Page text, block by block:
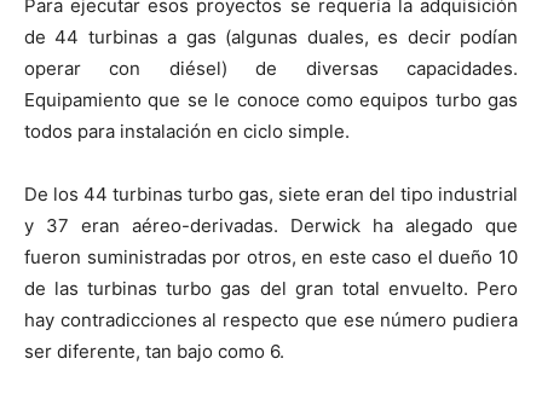
Para ejecutar esos proyectos se requería la adquisición
de 44 turbinas a gas (algunas duales, es decir podían
operar con diésel) de diversas capacidades.
Equipamiento que se le conoce como equipos turbo gas
todos para instalación en ciclo simple.
De los 44 turbinas turbo gas, siete eran del tipo industrial
y 37 eran aéreo-derivadas. Derwick ha alegado que
fueron suministradas por otros, en este caso el dueño 10
de las turbinas turbo gas del gran total envuelto. Pero
hay contradicciones al respecto que ese número pudiera
ser diferente, tan bajo como 6.